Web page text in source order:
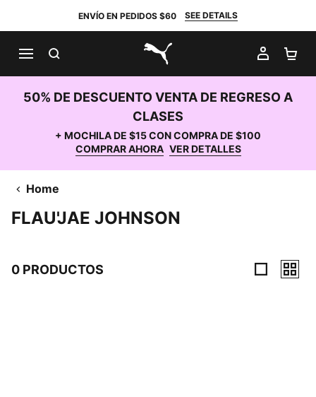
ENVÍO EN PEDIDOS $60 SEE DETAILS
PUMA.com
MI
50% DE DESCUENTO VENTA DE REGRESO A
CLASES
+ MOCHILA DE $15 CON COMPRA DE $100
COMPRAR AHORA VER DETALLES
Home
FLAU'JAE JOHNSON
0 PRODUCTOS